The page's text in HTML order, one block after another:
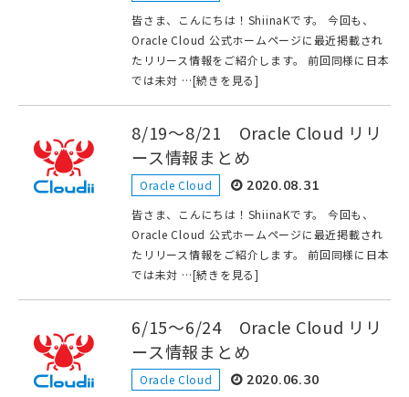
皆さま、こんにちは！ShiinaKです。 今回も、
Oracle Cloud 公式ホームページに最近掲載され
たリリース情報をご紹介します。 前回同様に日本
では未対 …[続きを見る]
8/19～8/21 Oracle Cloud リリ
ース情報まとめ
Oracle Cloud 2020.08.31
皆さま、こんにちは！ShiinaKです。 今回も、
Oracle Cloud 公式ホームページに最近掲載され
たリリース情報をご紹介します。 前回同様に日本
では未対 …[続きを見る]
6/15～6/24 Oracle Cloud リリ
ース情報まとめ
Oracle Cloud 2020.06.30